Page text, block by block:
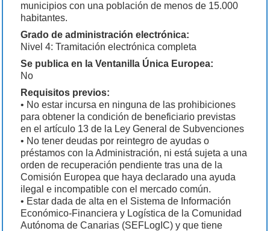
municipios con una población de menos de 15.000
habitantes.
Grado de administración electrónica:
Nivel 4: Tramitación electrónica completa
Se publica en la Ventanilla Única Europea:
No
Requisitos previos:
• No estar incursa en ninguna de las prohibiciones
para obtener la condición de beneficiario previstas
en el artículo 13 de la Ley General de Subvenciones
• No tener deudas por reintegro de ayudas o
préstamos con la Administración, ni está sujeta a una
orden de recuperación pendiente tras una de la
Comisión Europea que haya declarado una ayuda
ilegal e incompatible con el mercado común.
• Estar dada de alta en el Sistema de Información
Económico-Financiera y Logística de la Comunidad
Autónoma de Canarias (SEFLogIC) y que tiene